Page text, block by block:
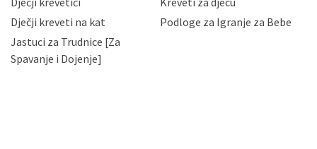
zatražiti prestanak aktivnosti obrade Vaših osobnih
podataka. Opoziv privole možete podnijeti poštom na
gore navedenu adresu ili e-mailom na adresu:
Dječji kreveti na kat
Podloge za Igranje za Bebe
Jastuci za Trudnice [Za
Spavanje i Dojenje]